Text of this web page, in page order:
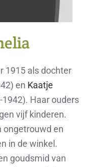
1915 als dochter
en Kaatje
1942). Haar ouders
vijf kinderen.
ongetrouwd en
in de winkel.
goudsmid van